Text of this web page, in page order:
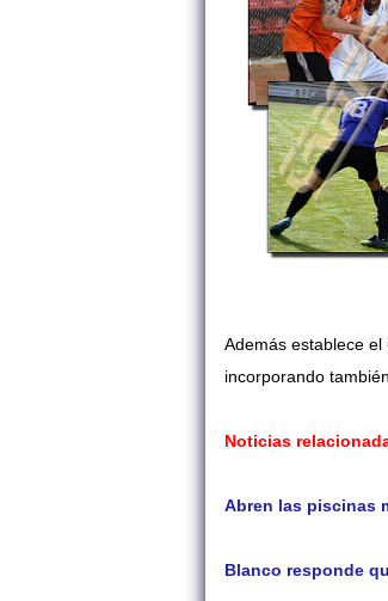
Además establece
incorporando
Noticias
Abren las piscinas
Blanco responde